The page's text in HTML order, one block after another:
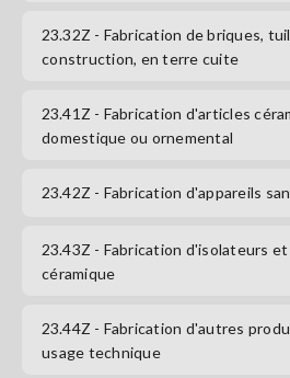
23.32Z - Fabrication de briques,
construction, en terre cuite
23.41Z - Fabrication d'articles
domestique ou ornemental
23.42Z - Fabrication d'appareils
23.43Z - Fabrication d'isolateurs
céramique
23.44Z - Fabrication d'autres
usage technique